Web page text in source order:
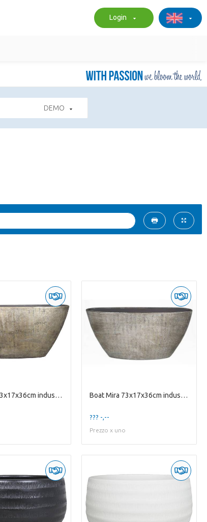
Login
DEMO
Boat Mira 73x17x36cm industrial gold Boat Mira 73x17x36cm industrial white
??? -,--
Prezzo x uno